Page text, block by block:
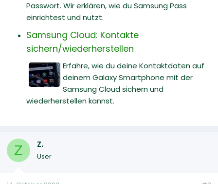
Passwort. Wir erklären, wie du Samsung Pass
einrichtest und nutzt.
Samsung Cloud: Kontakte
sichern/wiederherstellen
Erfahre, wie du deine Kontaktdaten auf
deinem Galaxy Smartphone mit der
Samsung Cloud sichern und
wiederherstellen kannst.
Z Z.
User